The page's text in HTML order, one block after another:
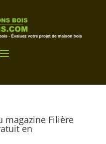
magazine Filière
en